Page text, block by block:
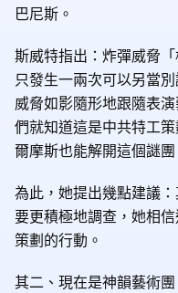
巴尼斯。
斯威特指出：炸彈威脅
只發生一兩次可以另當
威脅如影隨形地跟隨表
們就知道這是中共特工
爾摩斯也能解開這個謎團
為此，她提出幾點建議
要更積極地調查，她相
策劃的行動。
其二、現在是神韻藝術